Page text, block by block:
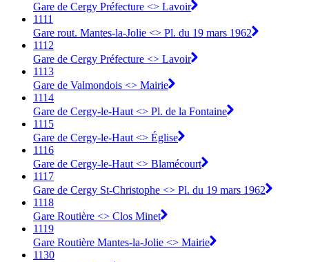
Gare de Cergy Préfecture <> Lavoir
1111
Gare rout. Mantes-la-Jolie <> Pl. du 19 mars 1962
1112
Gare de Cergy Préfecture <> Lavoir
1113
Gare de Valmondois <> Mairie
1114
Gare de Cergy-le-Haut <> Pl. de la Fontaine
1115
Gare de Cergy-le-Haut <> Église
1116
Gare de Cergy-le-Haut <> Blamécourt
1117
Gare de Cergy St-Christophe <> Pl. du 19 mars 1962
1118
Gare Routière <> Clos Minet
1119
Gare Routière Mantes-la-Jolie <> Mairie
1130